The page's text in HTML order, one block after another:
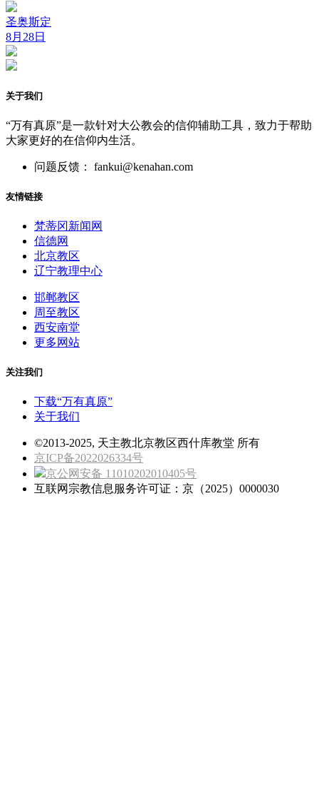
圣奥斯定
8月28日
关于我们
“万有真原”是一款针对大公教会的信仰辅助工具，致力于帮助
大家更好的在信仰内生活。
问题反馈： fankui@kenahan.com
友情链接
梵蒂冈新闻网
信德网
北京教区
辽宁教理中心
邯郸教区
周至教区
西安南堂
更多网站
关注我们
下载“万有真原”
关于我们
©2013-2025, 天主教北京教区西什库教堂 所有
京ICP备2022026334号
京公网安备 11010202010405号
互联网宗教信息服务许可证：京（2025）0000030